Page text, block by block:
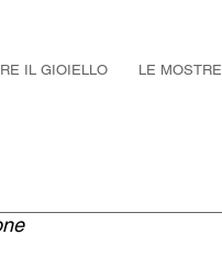
IL GIOIELLO LE MOSTRE